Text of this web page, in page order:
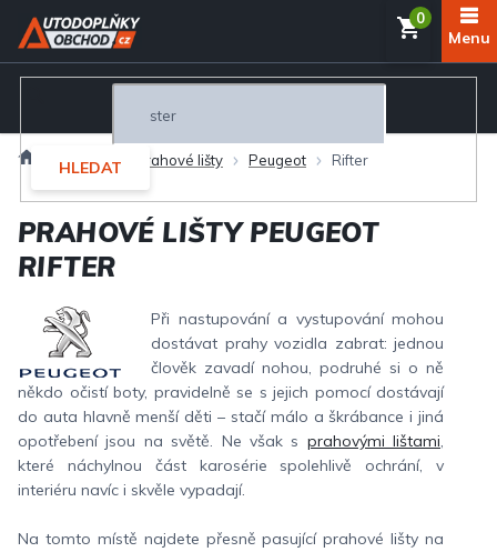
Přejít
obsah
HLEDAT
Interiér Prahové lišty Peugeot Rifter
PRAHOVÉ LIŠTY PEUGEOT
RIFTER
Při nastupování a vystupování mohou
dostávat prahy vozidla zabrat: jednou
člověk zavadí nohou, podruhé si o ně
někdo očistí boty, pravidelně se s jejich pomocí dostávají
do auta hlavně menší děti – stačí málo a škrábance i jiná
opotřebení jsou na světě. Ne však s prahovými lištami,
které náchylnou část karosérie spolehlivě ochrání, v
interiéru navíc i skvěle vypadají.
Na tomto místě najdete přesně pasující prahové lišty na